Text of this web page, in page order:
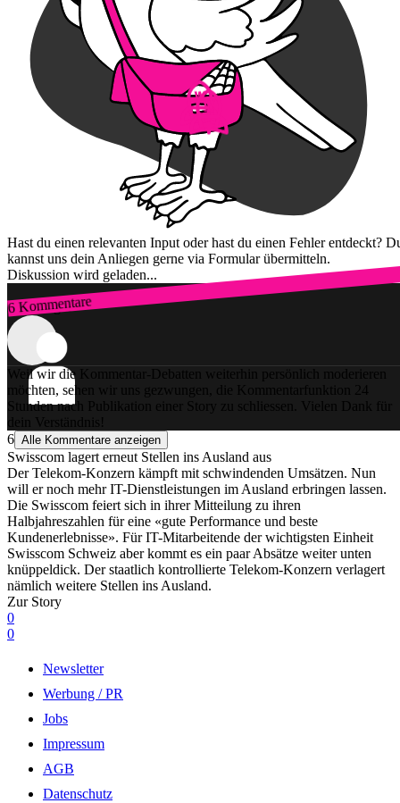
Hast du einen relevanten Input oder hast du einen Fehler entdeckt?
kannst uns dein Anliegen gerne via Formular übermitteln.
Diskussion wird geladen...
6 Kommentare
Zum Login
Weil wir die Kommentar-Debatten weiterhin persönlich moderieren
möchten, sehen wir uns gezwungen, die Kommentarfunktion 24
Stunden nach Publikation einer Story zu schliessen. Vielen Dank für
dein Verständnis!
6 Alle Kommentare anzeigen
Swisscom lagert erneut Stellen ins Ausland aus
Der Telekom-Konzern kämpft mit schwindenden Umsätzen. Nun
will er noch mehr IT-Dienstleistungen im Ausland erbringen lassen.
Die Swisscom feiert sich in ihrer Mitteilung zu ihren
Halbjahreszahlen für eine «gute Performance und beste
Kundenerlebnisse». Für IT-Mitarbeitende der wichtigsten Einheit
Swisscom Schweiz aber kommt es ein paar Absätze weiter unten
knüppeldick. Der staatlich kontrollierte Telekom-Konzern verlagert
nämlich weitere Stellen ins Ausland.
Zur Story
0
0
Newsletter
Werbung / PR
Jobs
Impressum
AGB
Datenschutz